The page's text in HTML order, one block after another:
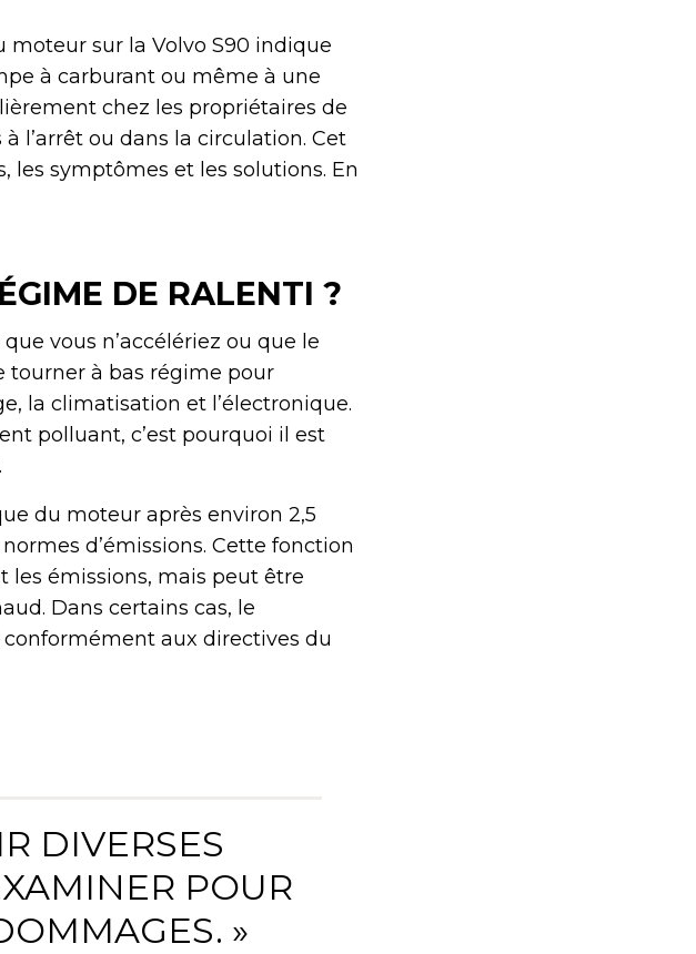
sur la Volvo S90 indique
à carburant ou même à une
chez les propriétaires de
l’arrêt ou dans la circulation. Cet
les symptômes et les solutions. En
DE RALENTI ?
vous n’accélériez ou que le
tourner à bas régime pour
la climatisation et l’électronique.
polluant, c’est pourquoi il est
du moteur après environ 2,5
d’émissions. Cette fonction
émissions, mais peut être
Dans certains cas, le
aux directives du
DIVERSES
POUR
»